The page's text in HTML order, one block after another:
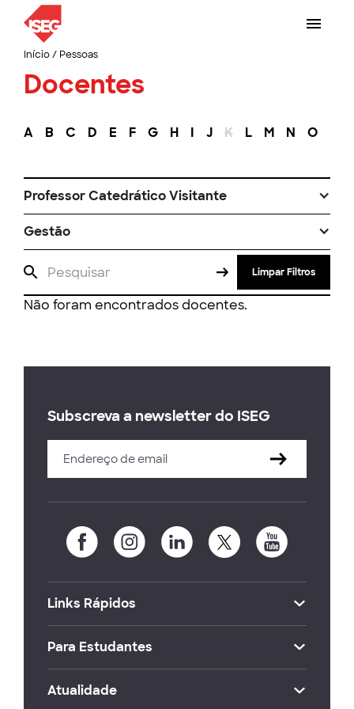
Início/ Pessoas
Docentes
A B C D E F G H I J K L M N O
Professor Catedrático Visitante
Gestão
Limpar Filtros
Não foram encontrados docentes.
Subscreva a newsletter do ISEG
Links Rápidos
Para Estudantes
Atualidade